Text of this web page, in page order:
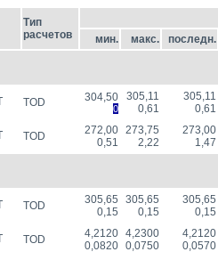
Тип
расчетов
мин. макс. последн.
TOD 304,50
0
305,11
0,61
305,11
0,61
TOD
272,00
0,51
273,75
2,22
273,00
1,47
TOD
305,65
0,15
305,65
0,15
305,65
0,15
TOD
4,2120
0,0820
4,2300
0,0750
4,2120
0,0570